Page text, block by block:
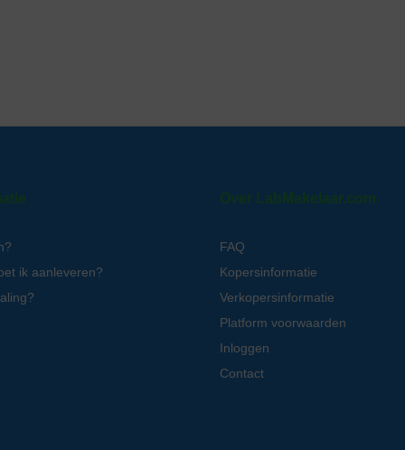
ik aanleveren?
Over LabMakelaar.com
FAQ
Kopersinformatie
Verkopersinformatie
Platform voorwaarden
Inloggen
Contact